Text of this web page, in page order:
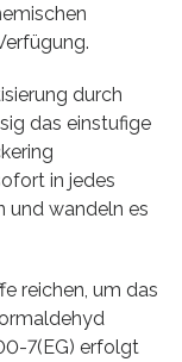
durch
das einstufige
in jedes
und wandeln es
reichen, um das
7(EG) erfolgt